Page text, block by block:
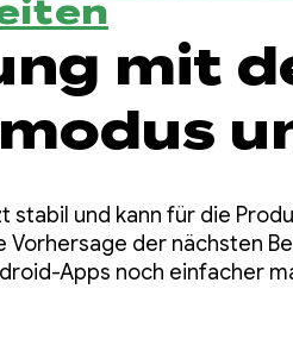
mit
der
in
4
stabil und kann für die
Vorhersage der nächsten
Apps noch einfacher